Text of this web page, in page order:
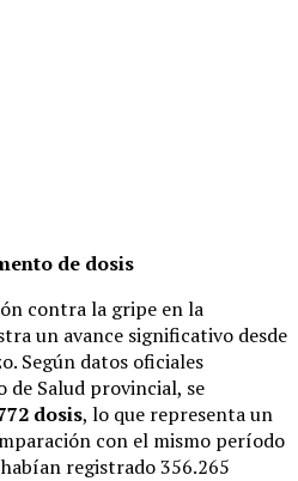
de dosis
contra la gripe en la
un avance significativo desde
Según datos oficiales
Salud provincial, se
dosis, lo que representa un
con el mismo período
registrado 356.265